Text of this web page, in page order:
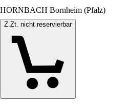
HORNBACH Bornheim (Pfalz)
Z.Zt. nicht reservierbar